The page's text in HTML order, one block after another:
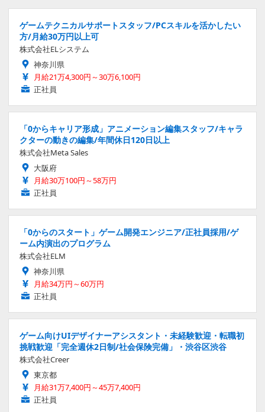
ゲームテクニカルサポートスタッフ/PCスキルを活かしたい
方/月給30万円以上可
株式会社ELシステム
神奈川県
月給21万4,300円～30万6,100円
正社員
「0からキャリア形成」アニメーション編集スタッフ/キャラ
クターの動きの編集/年間休日120日以上
株式会社Meta Sales
大阪府
月給30万100円～58万円
正社員
「0からのスタート」ゲーム開発エンジニア/正社員採用/ゲ
ーム内演出のプログラム
株式会社ELM
神奈川県
月給34万円～60万円
正社員
ゲーム向けUIデザイナーアシスタント・未経験歓迎・転職初
挑戦歓迎「完全週休2日制/社会保険完備」・渋谷区渋谷
株式会社Creer
東京都
月給31万7,400円～45万7,400円
正社員